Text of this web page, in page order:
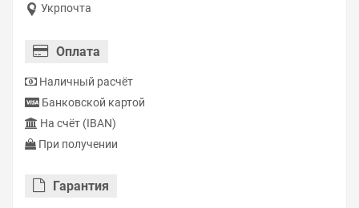
Укрпочта
Оплата
Наличный расчёт
Банковской картой
На счёт (IBAN)
При получении
Гарантия